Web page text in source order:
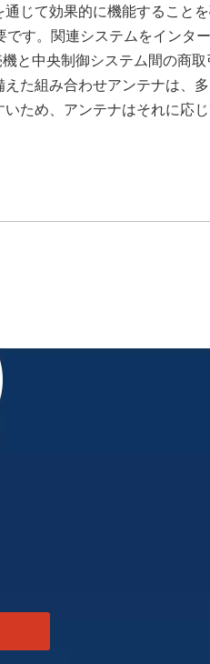
じて効果的に機能すること
す。関連システムをイン
と中央制御システム間の商
た組み合わせアンテナは、
ため、アンテナはそれに応